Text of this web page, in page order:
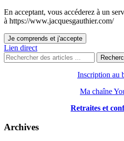
En acceptant, vous accéderez à un
à https://www.jacquesgauthier.com/
Je comprends et j'accepte
Lien direct
Inscription au
Ma chaîne
Retraites et
Archives